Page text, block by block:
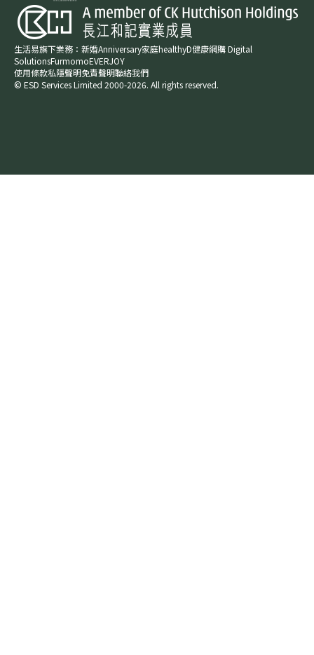
生活易旗下業務： 新婚​Anniversary​家庭​healthyD​健康網購Digital
SolutionsFurmomoEVERJOY​
使用條款私隱聲明免責聲明聯絡我們
© ESD Services Limited 2000-2026. All rights reserved.